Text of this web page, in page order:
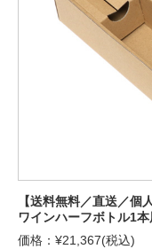
【送料無料／直送／
ワインハーフボトル1本
価格：¥21,367(税込)